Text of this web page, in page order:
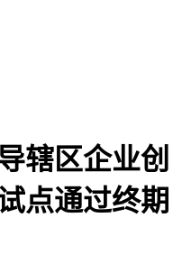
辖区企业创
点通过终期